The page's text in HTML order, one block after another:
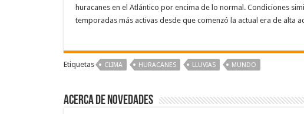
huracanes en el Atlántico por encima de lo normal. Condiciones
temporadas más activas desde que comenzó la actual era de alta
Etiquetas CLIMA HURACANES LLUVIAS MUNDO
Acerca de NOVEDADES